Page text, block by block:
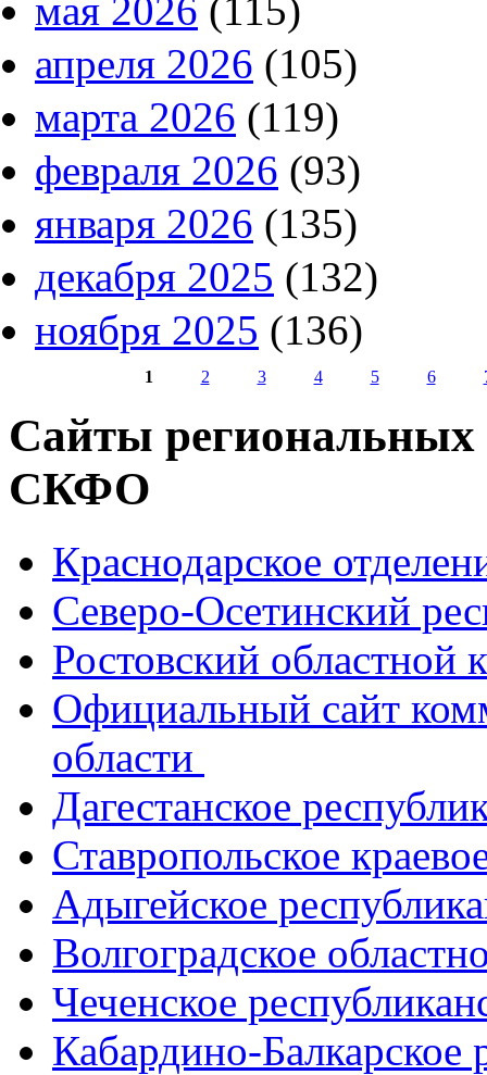
мая 2026 (115)
апреля 2026 (105)
марта 2026 (119)
февраля 2026 (93)
января 2026 (135)
декабря 2025 (132)
ноября 2025 (136)
1 2 3 4 5 6
Сайты
СКФО
Краснодарское
Северо-Осетинский
Ростовский
Официальный сайт
области
Дагестанское
Ставропольское
Адыгейское
Волгоградское
Чеченское
Кабардино-Балкарское